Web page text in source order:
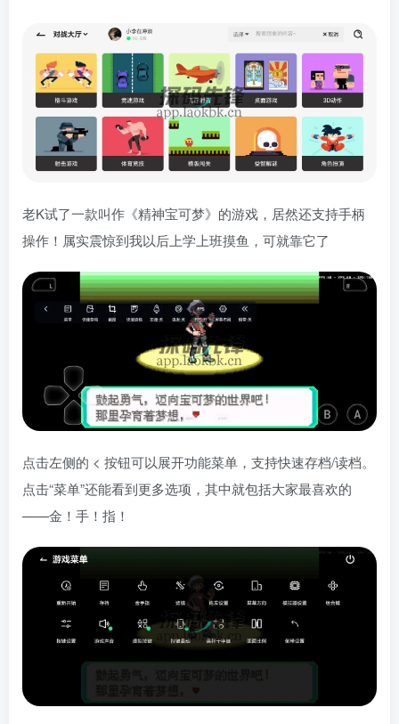
老K试了一款叫作《精神宝可梦》的游戏，居然还支持手柄
操作！属实震惊到我以后上学上班摸鱼，可就靠它了
点击左侧的 < 按钮可以展开功能菜单，支持快速存档/读档。
点击“菜单”还能看到更多选项，其中就包括大家最喜欢的
——金！手！指！